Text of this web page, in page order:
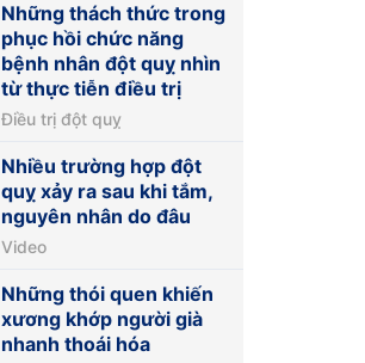
Những thách thức trong
phục hồi chức năng
bệnh nhân đột quỵ nhìn
từ thực tiễn điều trị
Điều trị đột quỵ
Nhiều trường hợp đột
quỵ xảy ra sau khi tắm,
nguyên nhân do đâu
Video
Những thói quen khiến
xương khớp người già
nhanh thoái hóa